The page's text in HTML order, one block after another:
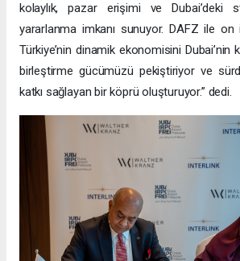
kolaylık, pazar erişimi ve Dubai’deki
yararlanma imkanı sunuyor. DAFZ ile on
Türkiye’nin dinamik ekonomisini Dubai’nin
birleştirme gücümüzü pekiştiriyor ve
katkı sağlayan bir köprü oluşturuyor.” dedi.